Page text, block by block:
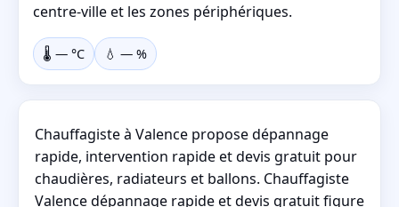
centre-ville et les zones périphériques.
🌡️ — °C 💧 — %
Chauffagiste à Valence propose dépannage
rapide, intervention rapide et devis gratuit pour
chaudières, radiateurs et ballons. Chauffagiste
Valence dépannage rapide et devis gratuit figure